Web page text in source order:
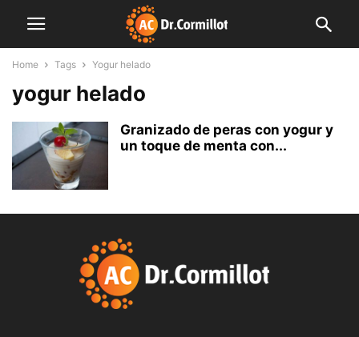
Home Tags Yogur helado
yogur helado
Granizado de peras con yogur y
un toque de menta con...